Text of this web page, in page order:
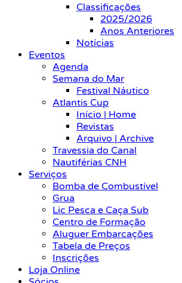
Classificações
2025/2026
Anos Anteriores
Notícias
Eventos
Agenda
Semana do Mar
Festival Náutico
Atlantis Cup
Início | Home
Revistas
Arquivo | Archive
Travessia do Canal
Nautiférias CNH
Serviços
Bomba de Combustível
Grua
Lic Pesca e Caça Sub
Centro de Formação
Aluguer Embarcações
Tabela de Preços
Inscrições
Loja Online